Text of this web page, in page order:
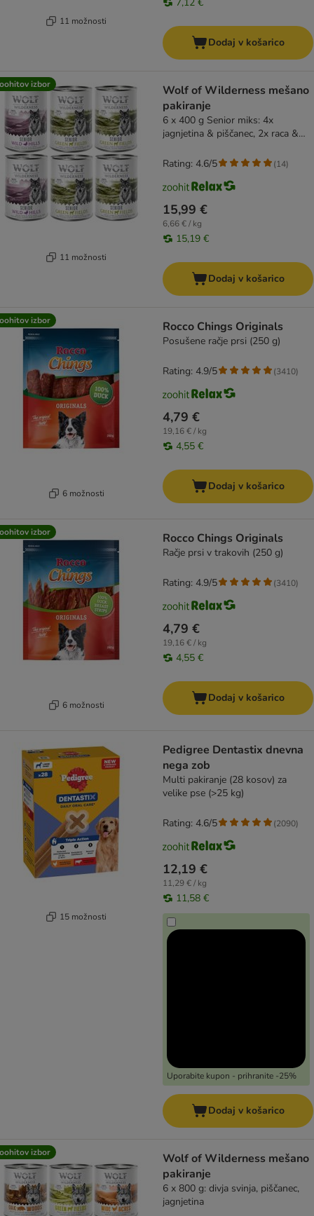
11 možnosti
Dodaj v košarico
izbor
11 možnosti
Wolf of Wilderness mešano
pakiranje
6 x 400 g Senior miks: 4x
jagnjetina & piščanec, 2x raca &
15,99 €
6,66 € / kg
15,19 €
Rating: 4.6/5 (14)
Dodaj v košarico
izbor
6 možnosti
Rocco Chings Originals
Posušene račje prsi (250 g)
4,79 €
19,16 € / kg
4,55 €
Rating: 4.9/5 (3410)
Dodaj v košarico
izbor
6 možnosti
Rocco Chings Originals
Račje prsi v trakovih (250 g)
4,79 €
19,16 € / kg
4,55 €
Rating: 4.9/5 (3410)
Dodaj v košarico
15 možnosti
Pedigree Dentastix dnevna
nega zob
Multi pakiranje (28 kosov) za
velike pse (>25 kg)
12,19 €
11,29 € / kg
11,58 €
Uporabite kupon - prihranite -25%
Rating: 4.6/5 (2090)
Dodaj v košarico
izbor
Wolf of Wilderness mešano
pakiranje
6 x 800 g: divja svinja, piščanec,
jagnjetina